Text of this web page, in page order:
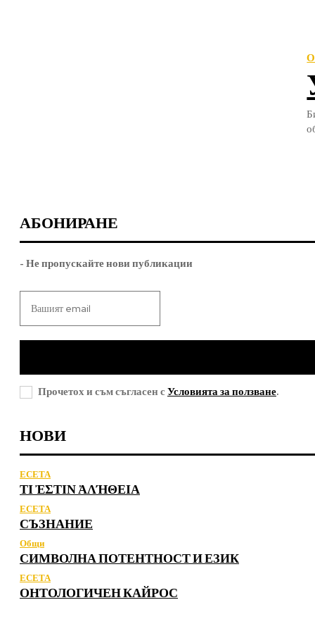
АБОНИРАНЕ
- Не пропускайте нови публикации
Прочетох и съм съгласен с Условията за ползване.
НОВИ
ЕСЕТА
ΤΙ ἘΣΤΙΝ ἈΛΉΘΕΙΑ
ЕСЕТА
СЪЗНАНИЕ
Общи
СИМВОЛНА ПОТЕНТНОСТ И ЕЗИК
ЕСЕТА
ОНТОЛОГИЧЕН КАЙРОС